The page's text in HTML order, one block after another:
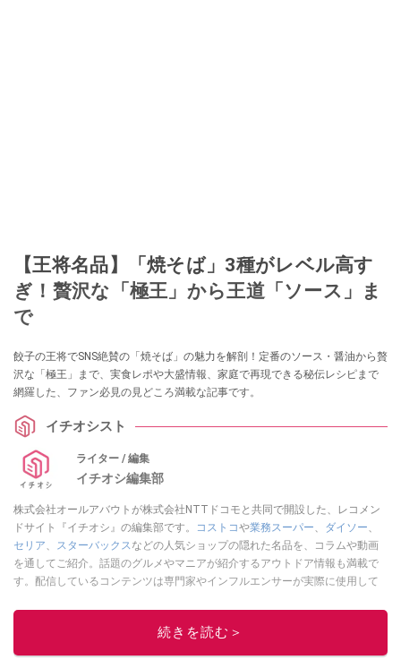
【王将名品】「焼そば」3種がレベル高す
ぎ！贅沢な「極王」から王道「ソース」ま
で
餃子の王将でSNS絶賛の「焼そば」の魅力を解剖！定番のソース・醤油から贅
沢な「極王」まで、実食レポや大盛情報、家庭で再現できる秘伝レシピまで
網羅した、ファン必見の見どころ満載な記事です。
イチオシスト
ライター / 編集
イチオシ編集部
株式会社オールアバウトが株式会社NTTドコモと共同で開設した、レコメン
ドサイト『イチオシ』の編集部です。
コストコや業務スーパー、 ダイソー、
セリア、 スターバックスなどの人気ショップの隠れた名品を、コラムや動画
を通してご紹介。話題のグルメやマニアが紹介するアウトドア情報も満載で
す。配信しているコンテンツは専門家やインフルエンサーが実際に使用して
ニュースでフォロー
続きを読む＞